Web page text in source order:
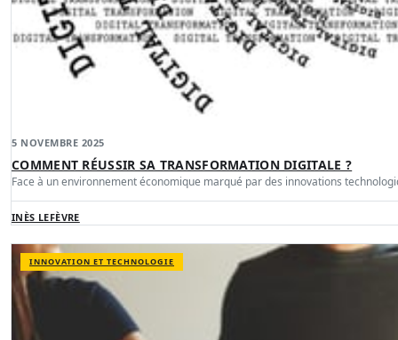
5 NOVEMBRE 2025
COMMENT RÉUSSIR SA TRANSFORMATION DIGITALE ?
Face à un environnement économique marqué par des innovations
INÈS LEFÈVRE
INNOVATION ET TECHNOLOGIE